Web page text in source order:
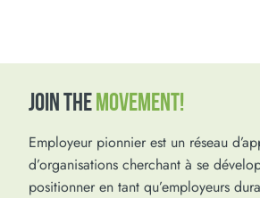
JOIN THEMOVEMENT!
Employeur pionnier est un réseau
d’organisations cherchant à se
positionner en tant qu’employeurs